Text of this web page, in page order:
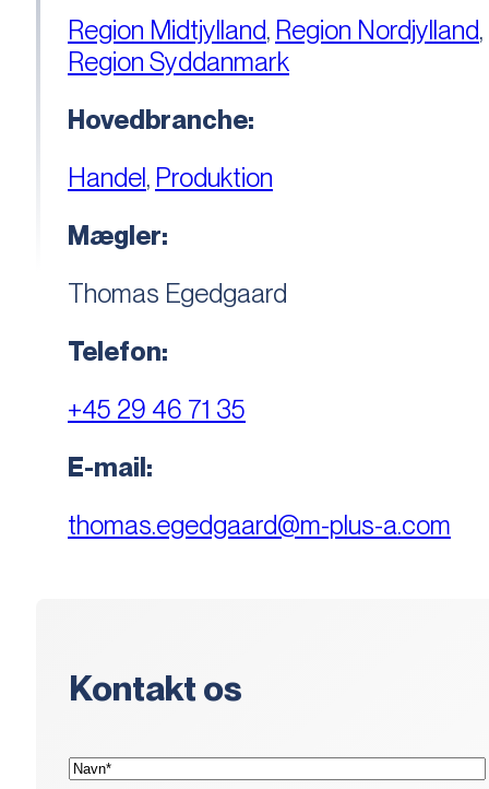
Region Midtjylland, Region Nordjylland,
Region Syddanmark
Hovedbranche:
Handel, Produktion
Mægler:
Thomas Egedgaard
Telefon:
+45 29 46 71 35
E-mail:
thomas.egedgaard@m-plus-a.com
Kontakt os
Navn*